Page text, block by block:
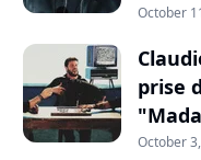
October
prise
October